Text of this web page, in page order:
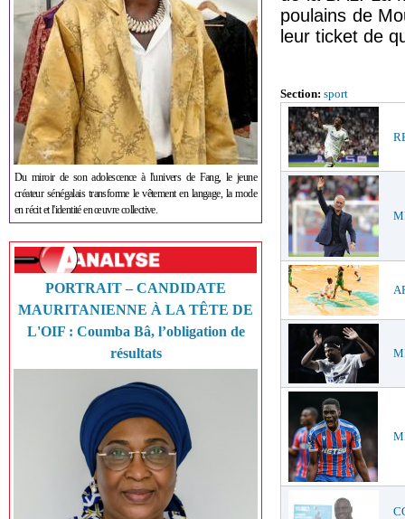
Du miroir de son adolescence à l'univers de Fang, le jeune
créateur sénégalais transforme le vêtement en langage, la mode
en récit et l'identité en œuvre collective.
PORTRAIT – CANDIDATE
MAURITANIENNE À LA TÊTE DE
L'OIF : Coumba Bâ, l’obligation de
résultats
poulains de
leur ticket de
Section: sport